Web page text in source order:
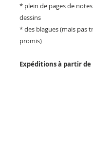
* plein de pages de
dessins
* des blagues (mais pas
promis)
Expéditions à partir